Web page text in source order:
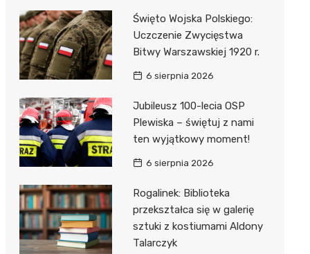
Święto Wojska Polskiego:
Uczczenie Zwycięstwa
Bitwy Warszawskiej 1920 r.
6 sierpnia 2026
Jubileusz 100-lecia OSP
Plewiska – świętuj z nami
ten wyjątkowy moment!
6 sierpnia 2026
Rogalinek: Biblioteka
przekształca się w galerię
sztuki z kostiumami Aldony
Talarczyk